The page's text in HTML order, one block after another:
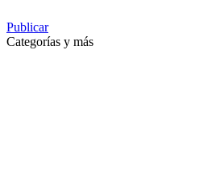
Publicar
Categorías y más